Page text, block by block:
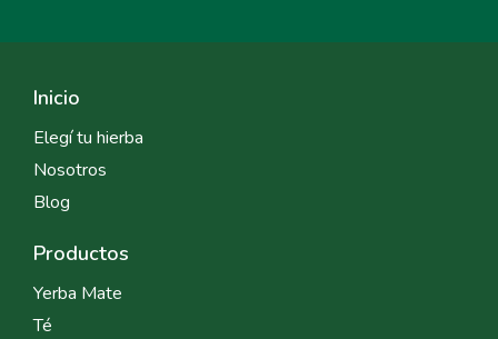
Inicio
Elegí tu hierba
Nosotros
Blog
Productos
Yerba Mate
Té